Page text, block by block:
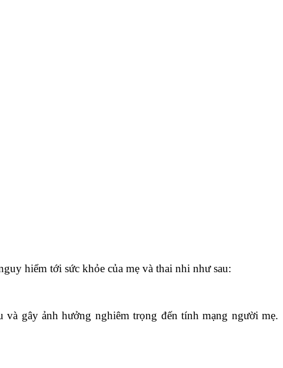
hiểm tới sức khỏe của mẹ và thai nhi như sau:
gây ảnh hưởng nghiêm trọng đến tính mạng người mẹ.